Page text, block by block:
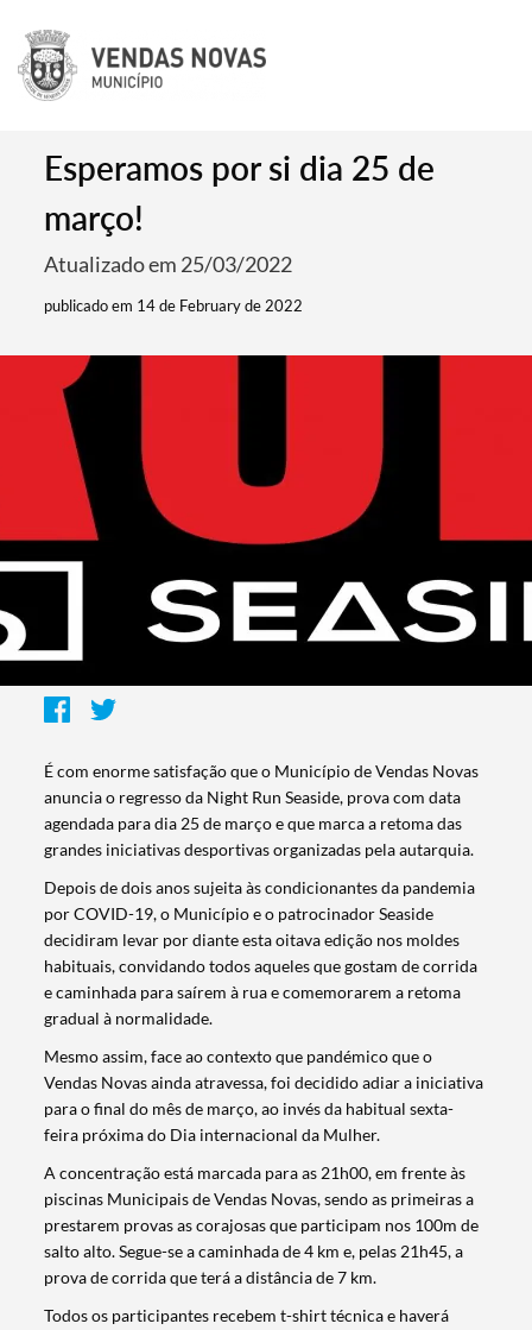
Esperamos por si dia 25 de
março!
Atualizado em 25/03/2022
publicado em 14 de February de 2022
É com enorme satisfação que o Município de Vendas Novas
anuncia o regresso da Night Run Seaside, prova com data
agendada para dia 25 de março e que marca a retoma das
grandes iniciativas desportivas organizadas pela autarquia.
Depois de dois anos sujeita às condicionantes da pandemia
por COVID-19, o Município e o patrocinador Seaside
decidiram levar por diante esta oitava edição nos moldes
habituais, convidando todos aqueles que gostam de corrida
e caminhada para saírem à rua e comemorarem a retoma
gradual à normalidade.
Mesmo assim, face ao contexto que pandémico que o
Vendas Novas ainda atravessa, foi decidido adiar a iniciativa
para o final do mês de março, ao invés da habitual sexta-
feira próxima do Dia internacional da Mulher.
A concentração está marcada para as 21h00, em frente às
piscinas Municipais de Vendas Novas, sendo as primeiras a
prestarem provas as corajosas que participam nos 100m de
salto alto. Segue-se a caminhada de 4 km e, pelas 21h45, a
prova de corrida que terá a distância de 7 km.
Todos os participantes recebem t-shirt técnica e haverá